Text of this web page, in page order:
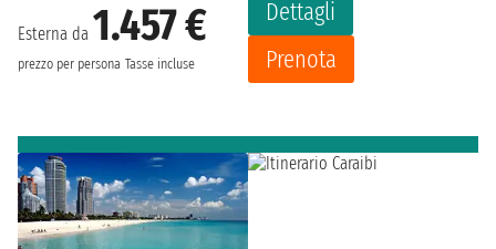
Esterna da 1.457 €
prezzo per persona Tasse incluse
Dettagli
Prenota